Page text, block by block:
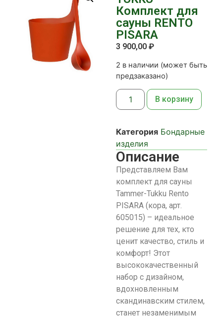
Комплект для
сауны RENTO
PISARA
3 900,00 ₽
2 в наличии (может быть
предзаказано)
В корзину
Категория Бондарные
изделия
Описание
Представляем Вам
комплект для сауны
Tammer-Tukku Rento
PISARA (кора, арт.
605015) – идеальное
решение для тех, кто
ценит качество, стиль и
комфорт! Этот
высококачественный
набор с дизайном,
вдохновленным
скандинавским стилем,
станет незаменимым